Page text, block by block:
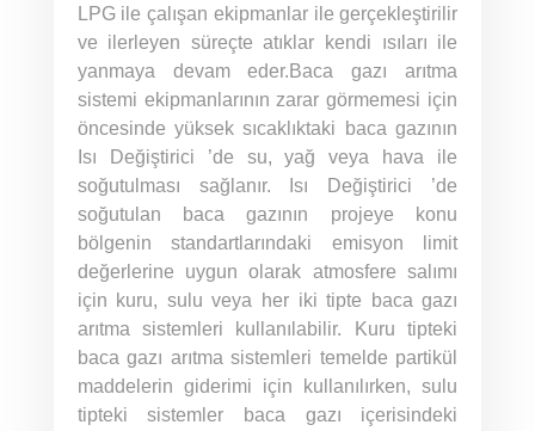
LPG ile çalışan ekipmanlar ile gerçekleştirilir
ve ilerleyen süreçte atıklar kendi ısıları ile
yanmaya devam eder.Baca gazı arıtma
sistemi ekipmanlarının zarar görmemesi için
öncesinde yüksek sıcaklıktaki baca gazının
Isı Değiştirici ’de su, yağ veya hava ile
soğutulması sağlanır. Isı Değiştirici ’de
soğutulan baca gazının projeye konu
bölgenin standartlarındaki emisyon limit
değerlerine uygun olarak atmosfere salımı
için kuru, sulu veya her iki tipte baca gazı
arıtma sistemleri kullanılabilir. Kuru tipteki
baca gazı arıtma sistemleri temelde partikül
maddelerin giderimi için kullanılırken, sulu
tipteki sistemler baca gazı içerisindeki